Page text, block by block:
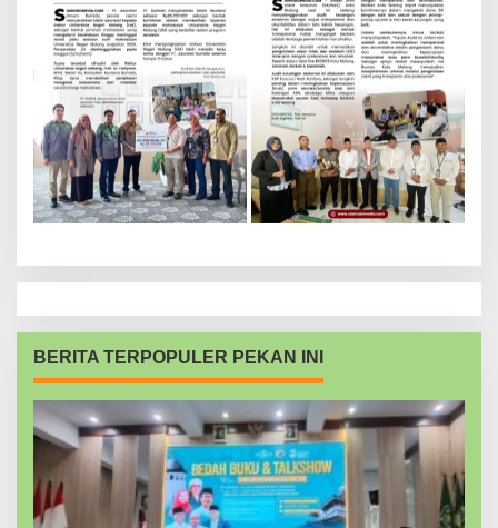
BERITA TERPOPULER PEKAN INI